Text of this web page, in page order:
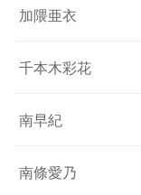
加隈亜衣
千本木彩花
南早紀
南條愛乃